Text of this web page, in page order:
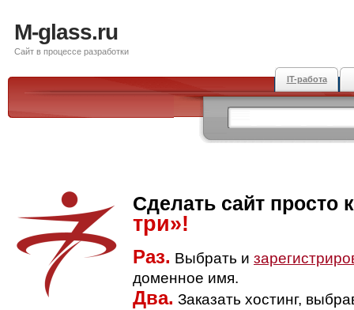
M-glass.ru
Сайт в процессе разработки
IT-работа
Сделать сайт просто
три»!
Раз. Выбрать и
доменное имя.
Два. Заказать хостинг,